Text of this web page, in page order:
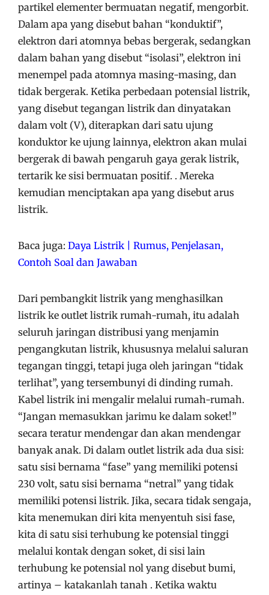
partikel elementer bermuatan negatif, mengorbit.
Dalam apa yang disebut bahan “konduktif”,
elektron dari atomnya bebas bergerak, sedangkan
dalam bahan yang disebut “isolasi”, elektron ini
menempel pada atomnya masing-masing, dan
tidak bergerak. Ketika perbedaan potensial listrik,
yang disebut tegangan listrik dan dinyatakan
dalam volt (V), diterapkan dari satu ujung
konduktor ke ujung lainnya, elektron akan mulai
bergerak di bawah pengaruh gaya gerak listrik,
tertarik ke sisi bermuatan positif. . Mereka
kemudian menciptakan apa yang disebut arus
listrik.
Baca juga: Daya Listrik | Rumus, Penjelasan,
Contoh Soal dan Jawaban
Dari pembangkit listrik yang menghasilkan
listrik ke outlet listrik rumah-rumah, itu adalah
seluruh jaringan distribusi yang menjamin
pengangkutan listrik, khususnya melalui saluran
tegangan tinggi, tetapi juga oleh jaringan “tidak
terlihat”, yang tersembunyi di dinding rumah.
Kabel listrik ini mengalir melalui rumah-rumah.
“Jangan memasukkan jarimu ke dalam soket!”
secara teratur mendengar dan akan mendengar
banyak anak. Di dalam outlet listrik ada dua sisi:
satu sisi bernama “fase” yang memiliki potensi
230 volt, satu sisi bernama “netral” yang tidak
memiliki potensi listrik. Jika, secara tidak sengaja,
kita menemukan diri kita menyentuh sisi fase,
kita di satu sisi terhubung ke potensial tinggi
melalui kontak dengan soket, di sisi lain
terhubung ke potensial nol yang disebut bumi,
artinya – katakanlah tanah . Ketika waktu